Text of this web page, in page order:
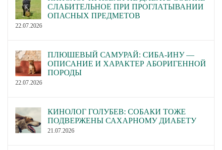
СЛАБИТЕЛЬНОЕ ПРИ ПРОГЛАТЫВАНИИ
ОПАСНЫХ ПРЕДМЕТОВ
22.07.2026
ПЛЮШЕВЫЙ САМУРАЙ: СИБА-ИНУ —
ОПИСАНИЕ И ХАРАКТЕР АБОРИГЕННОЙ
ПОРОДЫ
22.07.2026
КИНОЛОГ ГОЛУБЕВ: СОБАКИ ТОЖЕ
ПОДВЕРЖЕНЫ САХАРНОМУ ДИАБЕТУ
21.07.2026